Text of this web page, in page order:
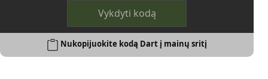
Vykdyti kodą
Nukopijuokite kodą Dart į mainų sritį